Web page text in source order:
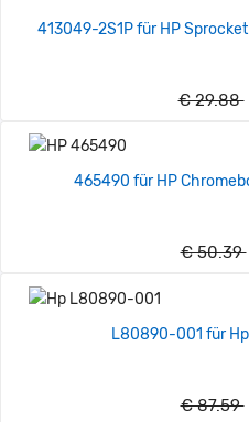
413049-2S1P für HP
€ 29.88
465490 für HP
€ 50.39
L80890-001 für
€ 87.59